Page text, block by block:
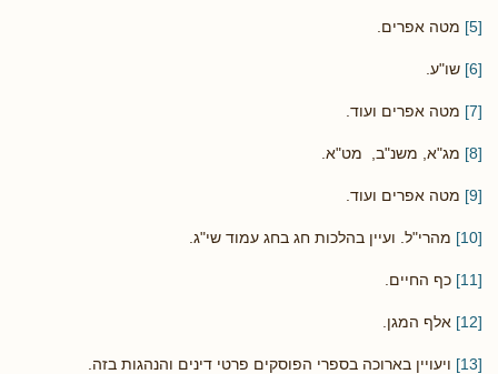
[5] מטה אפרים.
[6] שו"ע.
[7] מטה אפרים ועוד.
[8] מג"א, משנ"ב, מט"א.
[9] מטה אפרים ועוד.
[10] מהרי"ל. ועיין בהלכות חג בחג עמוד שי"ג.
[11] כף החיים.
[12] אלף המגן.
[13] ויעויין בארוכה בספרי הפוסקים פרטי דינים והנהגות בזה.